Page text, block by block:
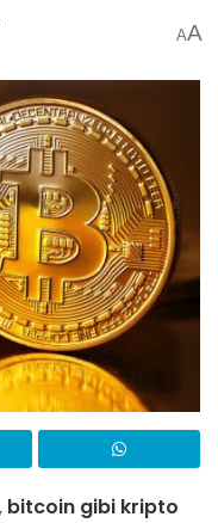
AA
bitcoin gibi kripto